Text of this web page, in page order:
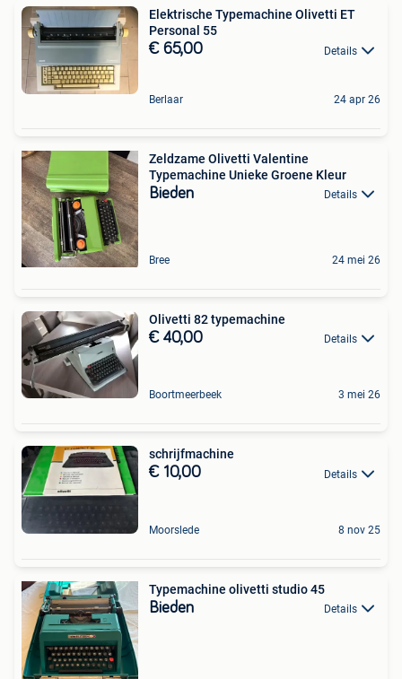
Elektrische Typemachine Olivetti ET
Personal 55
€ 65,00 Details
Berlaar 24 apr 26
Zeldzame Olivetti Valentine
Typemachine Unieke Groene Kleur
Bieden Details
Bree 24 mei 26
Olivetti 82 typemachine
€ 40,00 Details
Boortmeerbeek 3 mei 26
schrijfmachine
€ 10,00 Details
Moorslede 8 nov 25
Typemachine olivetti studio 45
Bieden Details